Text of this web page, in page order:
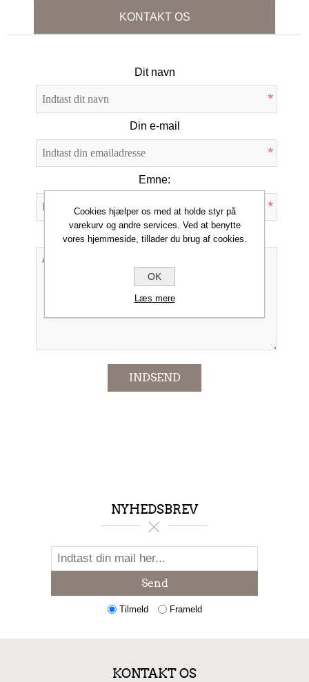
KONTAKT OS
Dit navn
*
Din e-mail
*
Emne:
*
Forespørgsel
INDSEND
NYHEDSBREV
Send
Tilmeld Frameld
KONTAKT OS
Cookies hjælper os med at holde styr på
varekurv og andre services. Ved at benytte
vores hjemmeside, tillader du brug af cookies.
OK
Læs mere